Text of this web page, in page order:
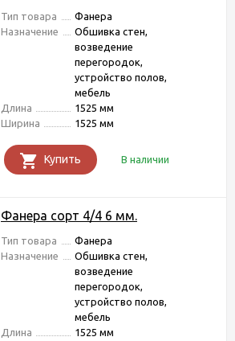
Тип товара
Фанера
Назначение
Обшивка стен,
возведение
перегородок,
устройство полов,
мебель
Длина
1525 мм
Ширина
1525 мм
Купить В наличии
Фанера сорт 4/4 6 мм.
Тип товара
Фанера
Назначение
Обшивка стен,
возведение
перегородок,
устройство полов,
мебель
Длина
1525 мм